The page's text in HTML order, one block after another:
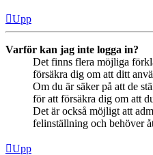
Upp
Varför kan jag inte logga in?
Det finns flera möjliga
försäkra dig om att ditt
Om du är säker på att de
för att försäkra dig om att
Det är också möjligt att
felinställning och behöver
Upp